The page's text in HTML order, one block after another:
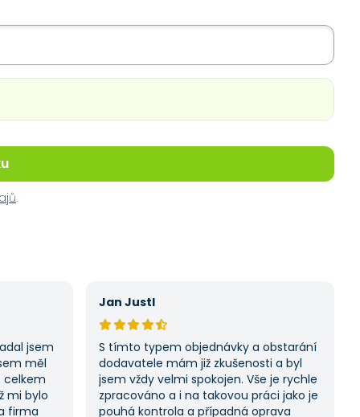
.
jsem
měl
celkem
mi bylo
firma
Jan Justl
S tímto typem objednávky a obstarání
dodavatele mám již zkušenosti a byl
jsem vždy velmi spokojen. Vše je rychle
zpracováno a i na takovou práci jako je
pouhá kontrola a případná oprava